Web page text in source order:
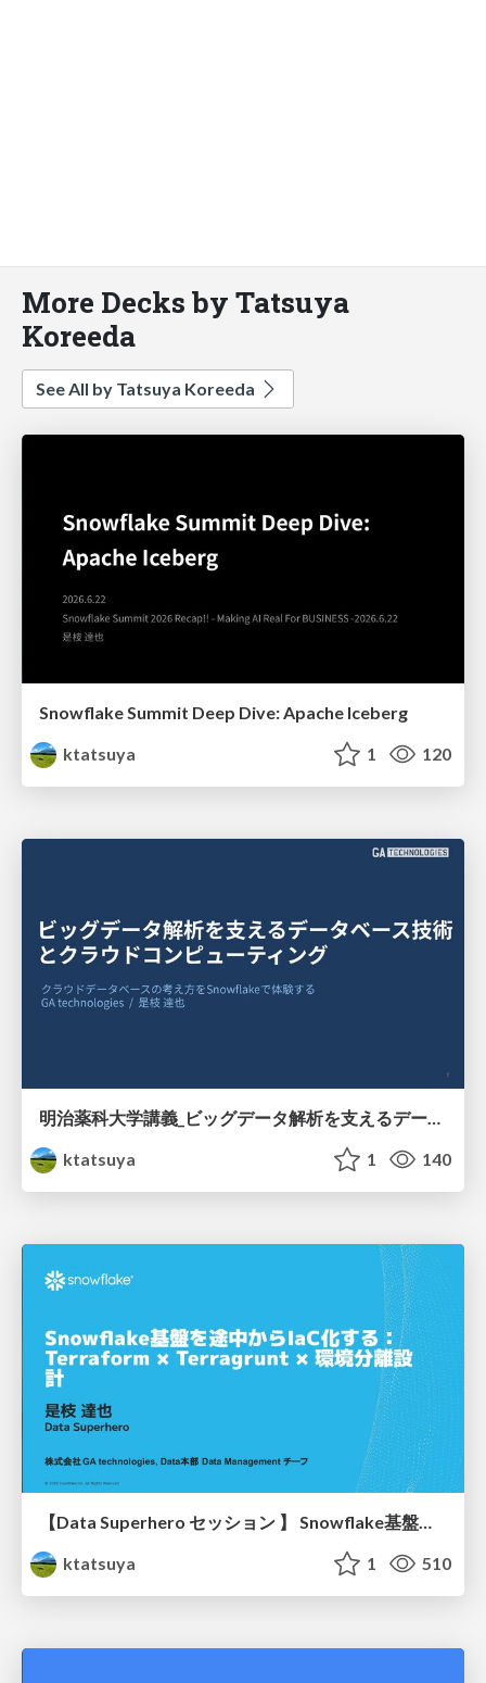
More Decks by Tatsuya
Koreeda
See All by Tatsuya Koreeda
Snowflake Summit Deep Dive: Apache Iceberg
ktatsuya
1 120
ktatsuya
1 140
【Data Superhero セッション 】 Snowflake基盤を途中からIaC化する：Terraform × Terragrunt × 環境分離設計
ktatsuya
1 510